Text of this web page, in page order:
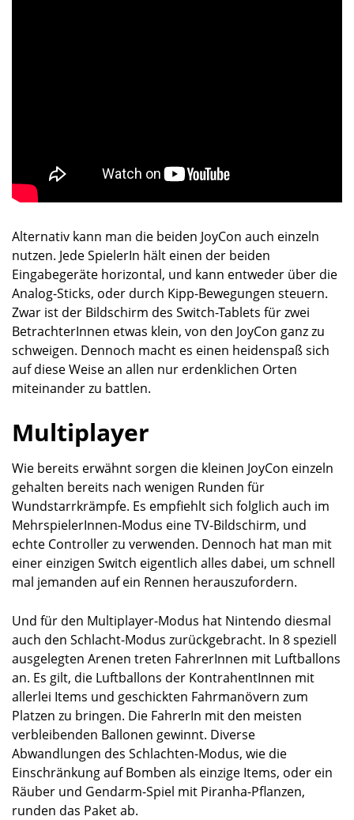
Alternativ kann man die beiden JoyCon auch einzeln
nutzen. Jede SpielerIn hält einen der beiden
Eingabegeräte horizontal, und kann entweder über die
Analog-Sticks, oder durch Kipp-Bewegungen steuern.
Zwar ist der Bildschirm des Switch-Tablets für zwei
BetrachterInnen etwas klein, von den JoyCon ganz zu
schweigen. Dennoch macht es einen heidenspaß sich
auf diese Weise an allen nur erdenklichen Orten
miteinander zu battlen.
Multiplayer
Wie bereits erwähnt sorgen die kleinen JoyCon einzeln
gehalten bereits nach wenigen Runden für
Wundstarrkrämpfe. Es empfiehlt sich folglich auch im
MehrspielerInnen-Modus eine TV-Bildschirm, und
echte Controller zu verwenden. Dennoch hat man mit
einer einzigen Switch eigentlich alles dabei, um schnell
mal jemanden auf ein Rennen herauszufordern.
Und für den Multiplayer-Modus hat Nintendo diesmal
auch den Schlacht-Modus zurückgebracht. In 8 speziell
ausgelegten Arenen treten FahrerInnen mit Luftballons
an. Es gilt, die Luftballons der KontrahentInnen mit
allerlei Items und geschickten Fahrmanövern zum
Platzen zu bringen. Die FahrerIn mit den meisten
verbleibenden Ballonen gewinnt. Diverse
Abwandlungen des Schlachten-Modus, wie die
Einschränkung auf Bomben als einzige Items, oder ein
Räuber und Gendarm-Spiel mit Piranha-Pflanzen,
runden das Paket ab.